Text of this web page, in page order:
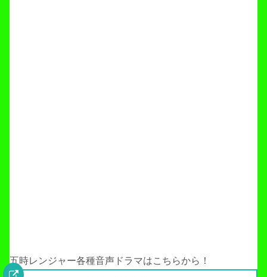
五時レンジャー各種音声ドラマはこちらから！